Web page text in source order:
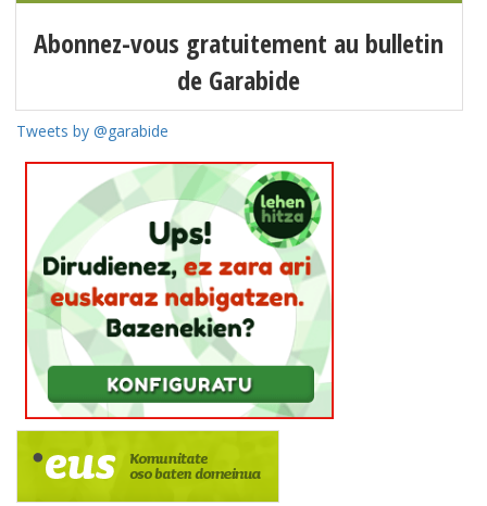
Abonnez-vous gratuitement au bulletin
de Garabide
Tweets by @garabide